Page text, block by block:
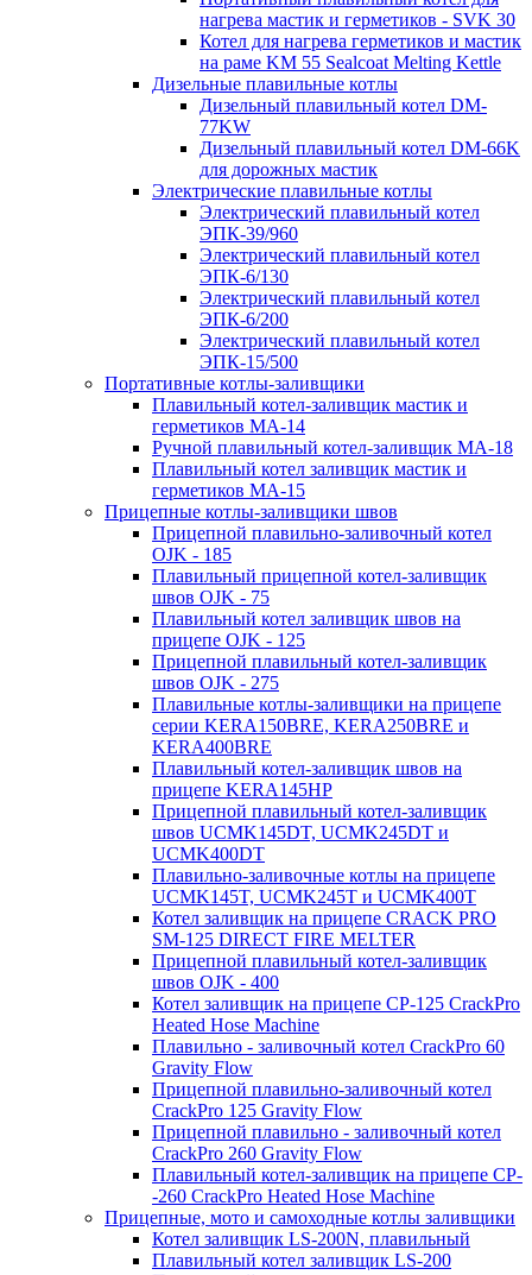
нагрева мастик и герметиков - SVK 30
Котел для нагрева герметиков и мастик
на раме KM 55 Sealcoat Melting Kettle
Дизельные плавильные котлы
Дизельный плавильный котел DM-
77KW
Дизельный плавильный котел DM-66K
для дорожных мастик
Электрические плавильные котлы
Электрический плавильный котел
ЭПК-39/960
Электрический плавильный котел
ЭПК-6/130
Электрический плавильный котел
ЭПК-6/200
Электрический плавильный котел
ЭПК-15/500
Портативные котлы-заливщики
Плавильный котел-заливщик мастик и
герметиков МА-14
Ручной плавильный котел-заливщик МА-18
Плавильный котел заливщик мастик и
герметиков МА-15
Прицепные котлы-заливщики швов
Прицепной плавильно-заливочный котел
OJK - 185
Плавильный прицепной котел-заливщик
швов OJK - 75
Плавильный котел заливщик швов на
прицепе OJK - 125
Прицепной плавильный котел-заливщик
швов OJK - 275
Плавильные котлы-заливщики на прицепе
серии KERA150BRE, KERA250BRE и
KERA400BRE
Плавильный котел-заливщик швов на
прицепе KERA145HP
Прицепной плавильный котел-заливщик
швов UCMK145DT, UCMK245DT и
UCMK400DT
Плавильно-заливочные котлы на прицепе
UCMK145T, UCMK245T и UCMK400T
Котел заливщик на прицепе CRACK PRO
SM-125 DIRECT FIRE MELTER
Прицепной плавильный котел-заливщик
швов OJK - 400
Котел заливщик на прицепе CP-125 CrackPro
Heated Hose Machine
Плавильно - заливочный котел CrackPro 60
Gravity Flow
Прицепной плавильно-заливочный котел
CrackPro 125 Gravity Flow
Прицепной плавильно - заливочный котел
CrackPro 260 Gravity Flow
Плавильный котел-заливщик на прицепе CP-
-260 CrackPro Heated Hose Machine
Прицепные, мото и самоходные котлы заливщики
Котел заливщик LS-200N, плавильный
Плавильный котел заливщик LS-200